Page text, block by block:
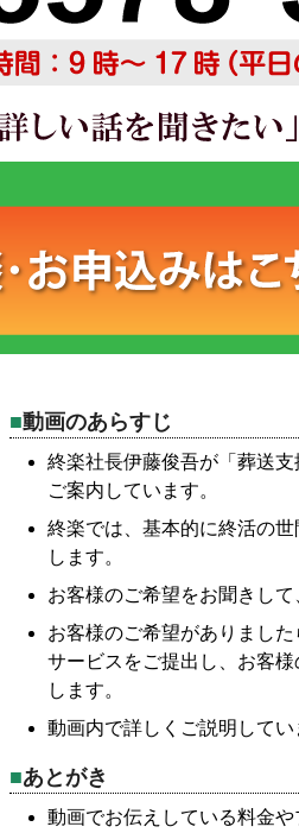
動画のあらすじ
終楽社長伊藤俊吾が「葬送
ご案内しています。
終楽では、基本的に終活の
します。
お客様のご希望をお聞きして
お客様のご希望がありまし
サービスをご提出し、お客
します。
動画内で詳しくご説明してい
あとがき
動画でお伝えしている料金